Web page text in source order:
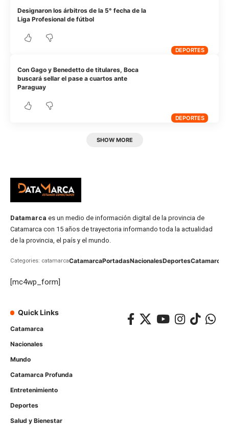
DEPORTES
Designaron los árbitros de la 5° fecha de la
Liga Profesional de fútbol
DEPORTES
Con Gago y Benedetto de titulares, Boca
buscará sellar el pase a cuartos ante
Paraguay
SHOW MORE
Datamarca es un medio de información digital de la provincia de
Catamarca con 15 años de trayectoria informando toda la actualidad
de la provincia, el país y el mundo.
Categories: catamarcaCatamarcaPortadasNacionalesDeportesCatamarca
[mc4wp_form]
Quick Links
Catamarca
Nacionales
Mundo
Catamarca Profunda
Entretenimiento
Deportes
Salud y Bienestar